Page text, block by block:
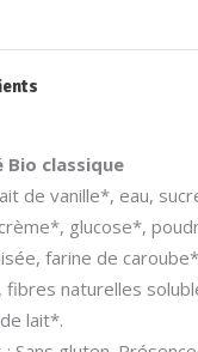
Bio classique
de vanille*, eau,
glucose*,
farine de
fibres naturelles
lait*.